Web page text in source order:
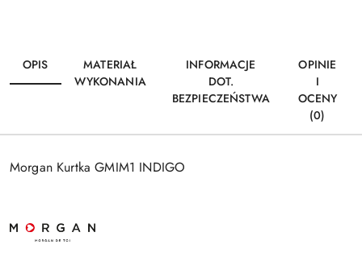
OPIS
MATERIAŁ
WYKONANIA
INFORMACJE
DOT.
BEZPIECZEŃSTWA
OPINIE
I
OCENY
(0)
Morgan Kurtka GMIM1 INDIGO